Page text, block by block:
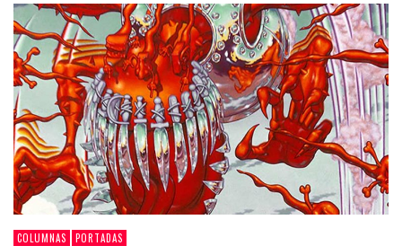
COLUMNAS PORTADAS